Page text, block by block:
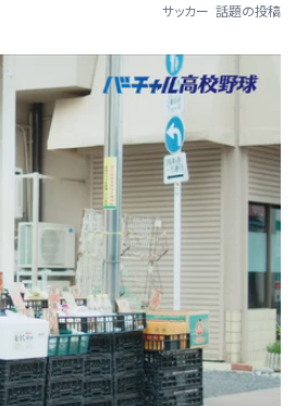
サッカー 話題の投稿